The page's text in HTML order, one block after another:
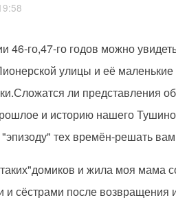
46-го,47-го годов можно
улицы и её маленькие
ли представления
и историю нашего
тех времён-решать
и жила моя мама
и сёстрами после возвращения